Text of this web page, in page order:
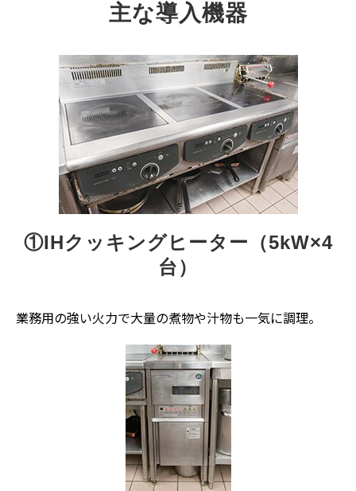
主な導入機器
①IHクッキングヒーター（5kW×4
台）
業務用の強い火力で大量の煮物や汁物も一気に調理。